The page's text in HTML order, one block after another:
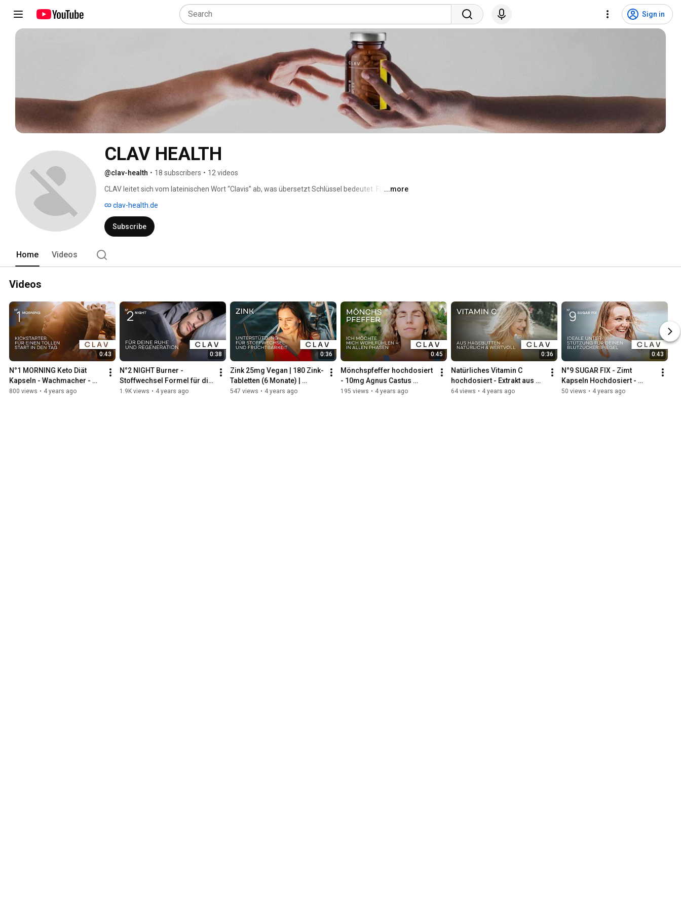
Sign in
CLAV HEALTH
@clav-health • 18 subscribers • 12 videos
CLAV leitet sich vom lateinischen Wort “Clavis” ab, was übersetzt Schlüssel bedeutet. Für uns ist
...more
clav-health.de
Subscribe
Home Videos
Videos
0:43
N°1 MORNING Keto Diät
Kapseln - Wachmacher -
Guarana Kapseln mit 18mg
800 views • 4 years ago
0:38
N°2 NIGHT Burner -
Stoffwechsel Formel für die
Nacht - Besser schlafen mit
1.9K views • 4 years ago
0:36
Zink 25mg Vegan | 180 Zink-
Tabletten (6 Monate) |
Premium Zink-Bisglycinat
547 views • 4 years ago
0:45
Mönchspfeffer hochdosiert
- 10mg Agnus Castus
Extrakt je Kapsel - Vitex
195 views • 4 years ago
0:36
Natürliches Vitamin C
hochdosiert - Extrakt aus
hochdosiertem Hagebutten-
64 views • 4 years ago
0:43
N°9 SUGAR FIX - Zimt
Kapseln Hochdosiert -
400mg Zimt Extrakt -
50 views • 4 years ago